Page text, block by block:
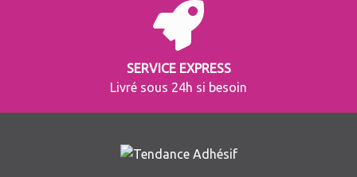
SERVICE EXPRESS
Livré sous 24h si besoin